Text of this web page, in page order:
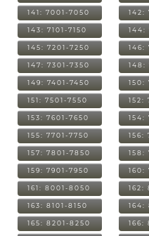
141: 7001-7050 142:
143: 7101-7150 144:
145: 7201-7250 146:
147: 7301-7350 148:
149: 7401-7450 150:
151: 7501-7550 152:
153: 7601-7650 154:
155: 7701-7750 156:
157: 7801-7850 158:
159: 7901-7950 160:
161: 8001-8050 162:
163: 8101-8150 164:
165: 8201-8250 166: